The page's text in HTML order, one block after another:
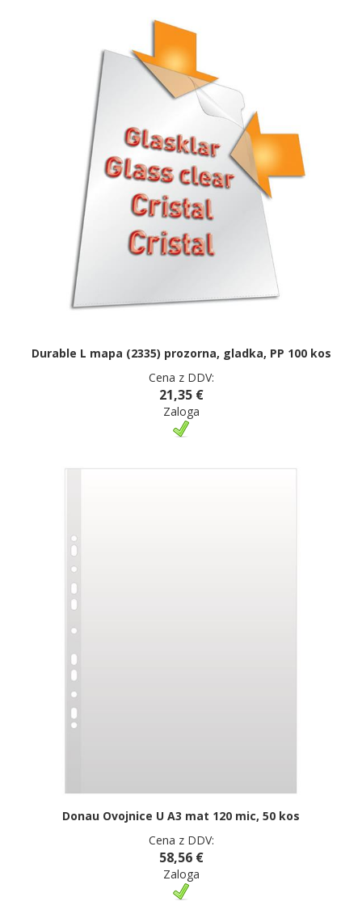
Durable L mapa (2335) prozorna, gladka, PP 100 kos
Cena z DDV:
21,35 €
Zaloga
Donau Ovojnice U A3 mat 120 mic, 50 kos
Cena z DDV:
58,56 €
Zaloga